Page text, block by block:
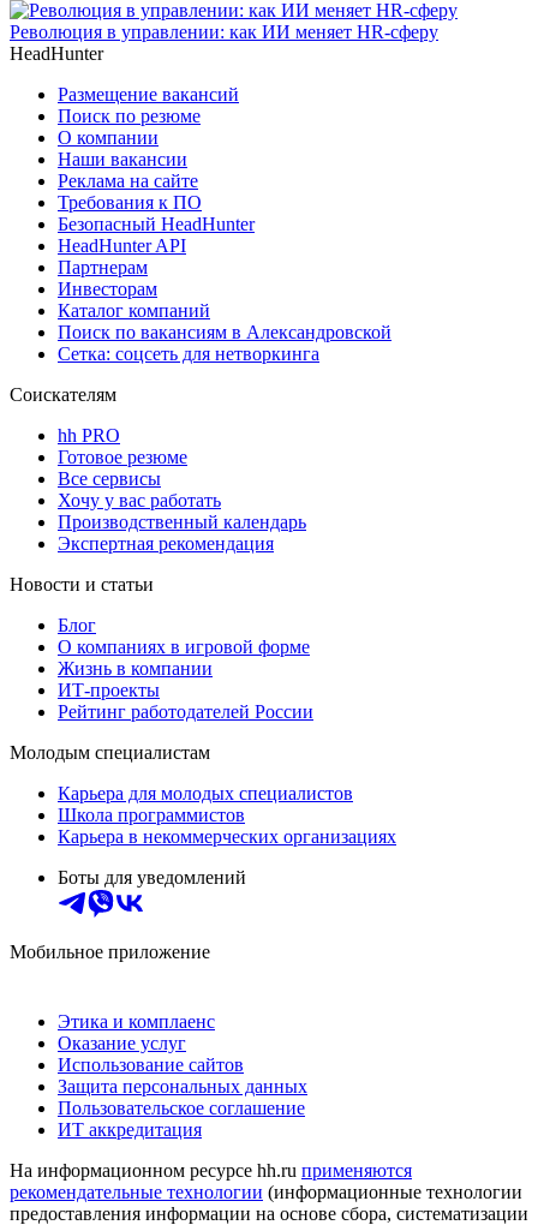
Революция в управлении: как ИИ меняет HR-сферу
HeadHunter
Размещение вакансий
Поиск по резюме
О компании
Наши вакансии
Реклама на сайте
Требования к ПО
Безопасный HeadHunter
HeadHunter API
Партнерам
Инвесторам
Каталог компаний
Поиск по вакансиям в Александровской
Сетка: соцсеть для нетворкинга
Соискателям
hh PRO
Готовое резюме
Все сервисы
Хочу у вас работать
Производственный календарь
Экспертная рекомендация
Новости и статьи
Блог
О компаниях в игровой форме
Жизнь в компании
ИТ-проекты
Рейтинг работодателей России
Молодым специалистам
Карьера для молодых специалистов
Школа программистов
Карьера в некоммерческих организациях
Боты для уведомлений
Мобильное приложение
Этика и комплаенс
Оказание услуг
Использование сайтов
Защита персональных данных
Пользовательское соглашение
ИТ аккредитация
На информационном ресурсе hh.ru применяются
рекомендательные технологии (информационные технологии
предоставления информации на основе сбора, систематизации